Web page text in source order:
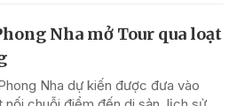
Nha mở Tour qua loạt
Nha dự kiến được đưa vào